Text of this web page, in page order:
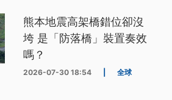
熊本地震高架橋錯位卻沒
垮 是「防落橋」裝置奏效
嗎？
2026-07-30 18:54 全球